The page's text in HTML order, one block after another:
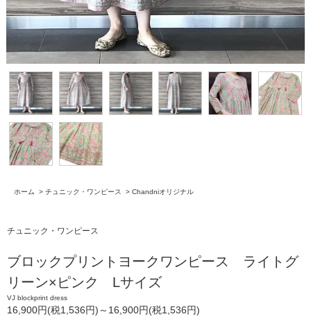
ホーム > チュニック・ワンピース > Chandniオリジナル
チュニック・ワンピース
ブロックプリントヨークワンピース ライトグ
リーン×ピンク Lサイズ
VJ blockprint dress
16,900円(税1,536円)～16,900円(税1,536円)